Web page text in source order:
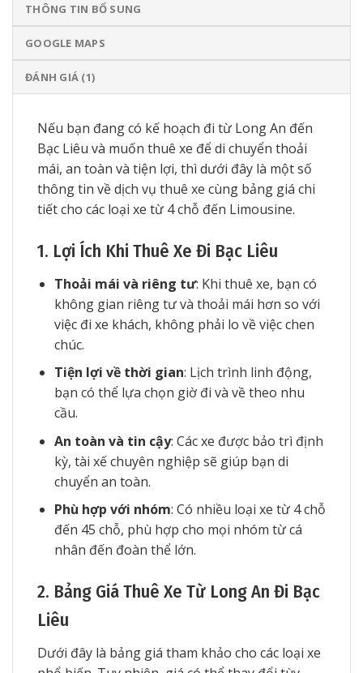
THÔNG TIN BỔ SUNG
GOOGLE MAPS
ĐÁNH GIÁ (1)
Nếu bạn đang có kế hoạch đi từ Long An đến
Bạc Liêu và muốn thuê xe để di chuyển thoải
mái, an toàn và tiện lợi, thì dưới đây là một số
thông tin về dịch vụ thuê xe cùng bảng giá chi
tiết cho các loại xe từ 4 chỗ đến Limousine.
1. Lợi Ích Khi Thuê Xe Đi Bạc Liêu
Thoải mái và riêng tư: Khi thuê xe, bạn có
không gian riêng tư và thoải mái hơn so với
việc đi xe khách, không phải lo về việc chen
chúc.
Tiện lợi về thời gian: Lịch trình linh động,
bạn có thể lựa chọn giờ đi và về theo nhu
cầu.
An toàn và tin cậy: Các xe được bảo trì định
kỳ, tài xế chuyên nghiệp sẽ giúp bạn di
chuyển an toàn.
Phù hợp với nhóm: Có nhiều loại xe từ 4 chỗ
đến 45 chỗ, phù hợp cho mọi nhóm từ cá
nhân đến đoàn thể lớn.
2. Bảng Giá Thuê Xe Từ Long An Đi Bạc
Liêu
Dưới đây là bảng giá tham khảo cho các loại xe